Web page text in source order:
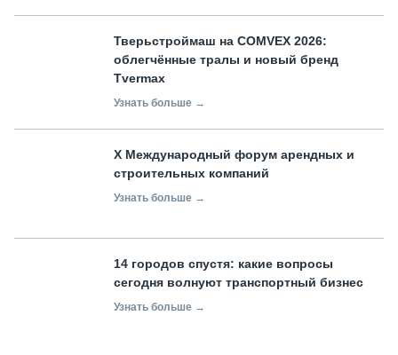
Тверьстроймаш на COMVEX 2026:
облегчённые тралы и новый бренд
Tvermax
Узнать больше →
X Международный форум арендных и
строительных компаний
Узнать больше →
14 городов спустя: какие вопросы
сегодня волнуют транспортный бизнес
Узнать больше →